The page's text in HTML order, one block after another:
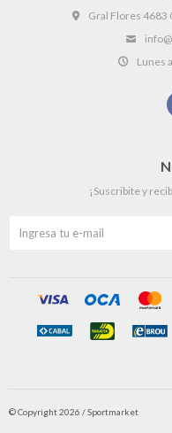
Gral Flores 4683
Lunes
¡Suscribite y
© Copyright 2026 / Sportmarket